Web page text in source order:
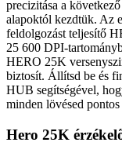
precizitása a
alapoktól kezdtük. Az
feldolgozást teljesítő
25 600 DPI-
HERO 25K
biztosít. Állítsd be és
HUB segítségével,
minden lövésed
Hero 25K